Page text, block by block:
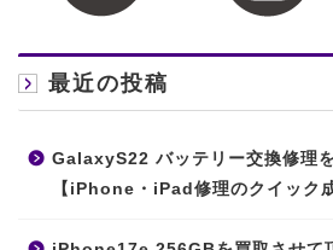
最近の投稿
GalaxyS22 バッテリー交換修理
【iPhone・iPad修理のクイック